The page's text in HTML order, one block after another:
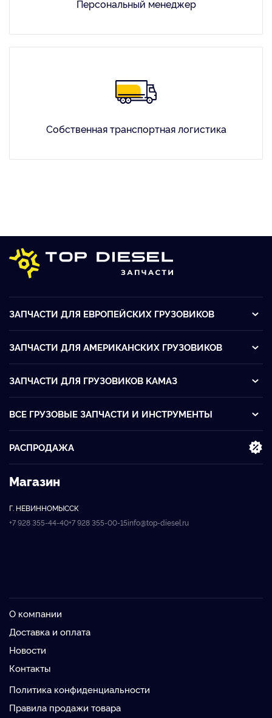
Персональный менеджер
Собственная транспортная логистика
ЗАПЧАСТИ ДЛЯ ЕВРОПЕЙСКИХ ГРУЗОВИКОВ
ЗАПЧАСТИ ДЛЯ АМЕРИКАНСКИХ ГРУЗОВИКОВ
ЗАПЧАСТИ ДЛЯ ГРУЗОВИКОВ KАМАЗ
ВСЕ ГРУЗОВЫЕ ЗАПЧАСТИ И ИНСТРУМЕНТЫ
РАСПРОДАЖА
Магазин
Г. НЕВИННОМЫССК
+7 928 355-44-40+7 928 355-00-15info@top-diesel.ru
О компании
Доставка и оплата
Новости
Контакты
Политика конфиденциальности
Правила продажи товара